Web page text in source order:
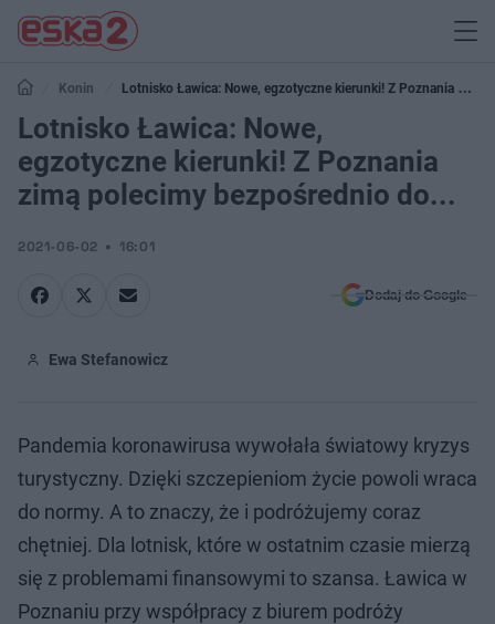
Konin
Lotnisko Ławica: Nowe, egzotyczne kierunki! Z Poznania zimą
polecimy bezpośrednio do...
Lotnisko Ławica: Nowe,
egzotyczne kierunki! Z Poznania
zimą polecimy bezpośrednio do...
2021-06-02 16:01
Dodaj do Google
Ewa Stefanowicz
Pandemia koronawirusa wywołała światowy kryzys
turystyczny. Dzięki szczepieniom życie powoli wraca
do normy. A to znaczy, że i podróżujemy coraz
chętniej. Dla lotnisk, które w ostatnim czasie mierzą
się z problemami finansowymi to szansa. Ławica w
Poznaniu przy współpracy z biurem podróży